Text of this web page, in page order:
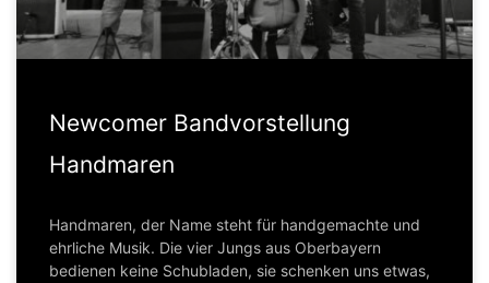
Newcomer Bandvorstellung
Handmaren
Handmaren, der Name steht für handgemachte und
ehrliche Musik. Die vier Jungs aus Oberbayern
bedienen keine Schubladen, sie schenken uns etwas,